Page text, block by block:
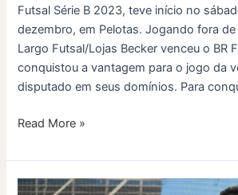
Futsal Série B 2023, teve início no
dezembro, em Pelotas. Jogando fora
Largo Futsal/Lojas Becker venceu o BR
conquistou a vantagem para o jogo da
disputado em seus domínios. Para
Read More »
Cerro